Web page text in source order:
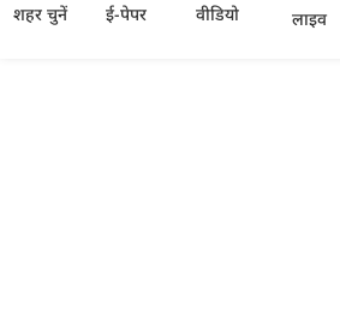
शहर चुनें ई-पेपर वीडियो लाइव